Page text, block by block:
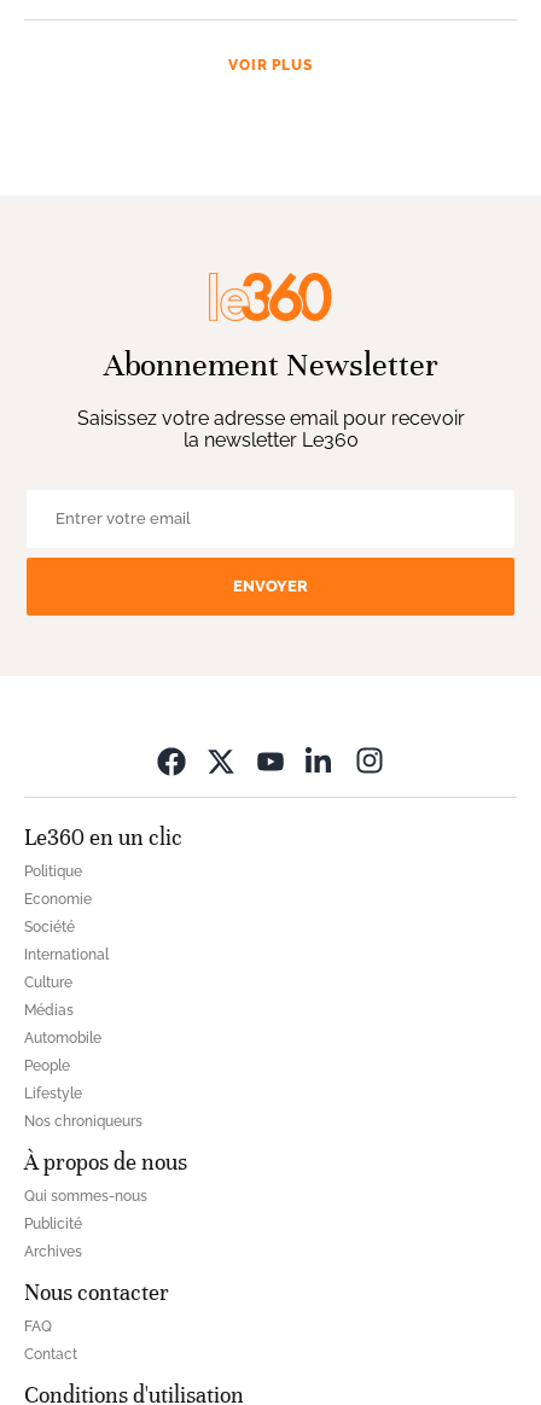
VOIR PLUS
Abonnement Newsletter
Saisissez votre adresse email pour recevoir
la newsletter Le360
ENVOYER
Le360 en un clic
Politique
Economie
Société
International
Culture
Médias
Automobile
People
Lifestyle
Nos chroniqueurs
À propos de nous
Qui sommes-nous
Publicité
Archives
Nous contacter
FAQ
Contact
Conditions d'utilisation